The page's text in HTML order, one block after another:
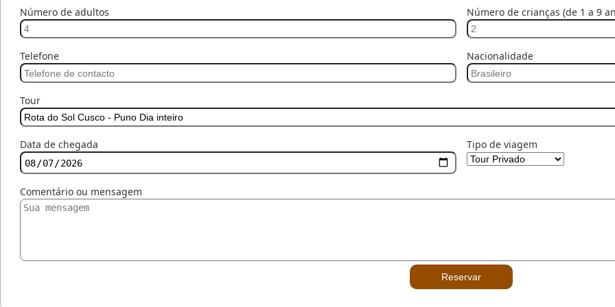
Número de adultos Número de crianças (de 1 a 9
Telefone Nacionalidade
Tour
Data de chegada Tipo de viagem
Comentário ou mensagem
Reservar